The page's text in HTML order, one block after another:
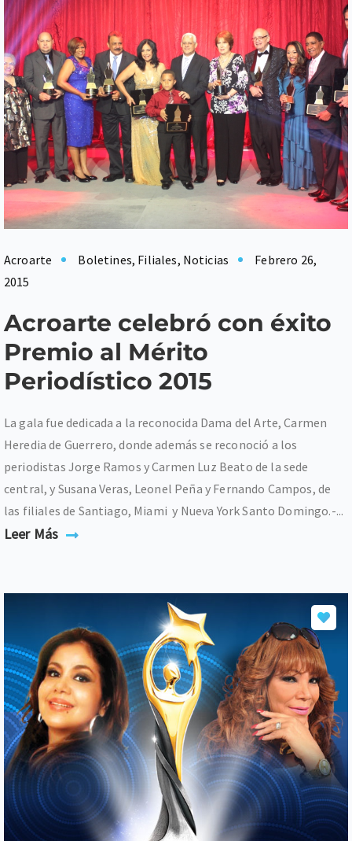
Acroarte Boletines, Filiales, Noticias
Febrero 26,
2015
Acroarte celebró con éxito
Premio al Mérito
Periodístico 2015
La gala fue dedicada a la reconocida Dama del Arte, Carmen
Heredia de Guerrero, donde además se reconoció a los
periodistas Jorge Ramos y Carmen Luz Beato de la sede
central, y Susana Veras, Leonel Peña y Fernando Campos, de
las filiales de Santiago, Miami y Nueva York Santo Domingo.-...
Leer Más